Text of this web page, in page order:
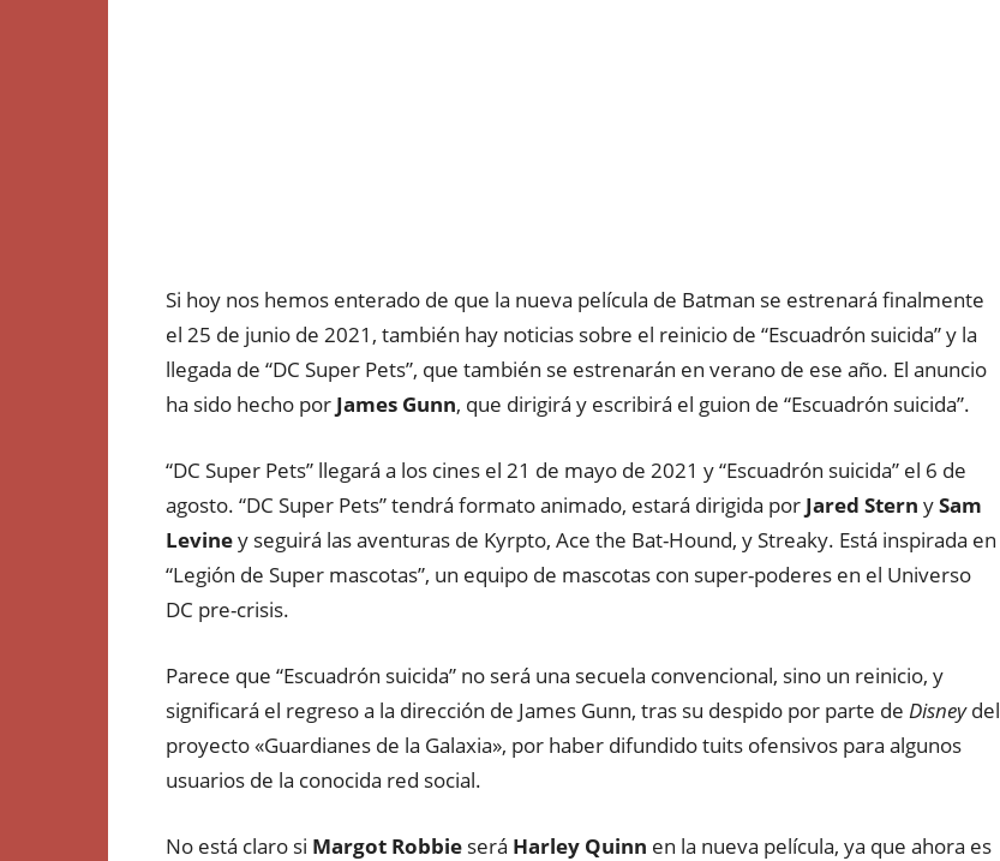
Si hoy nos hemos enterado de que la nueva película de Batman se estrenará finalmente
el 25 de junio de 2021, también hay noticias sobre el reinicio de “Escuadrón suicida” y la
llegada de “DC Super Pets”, que también se estrenarán en verano de ese año. El anuncio
ha sido hecho por James Gunn, que dirigirá y escribirá el guion de “Escuadrón suicida”.
“DC Super Pets” llegará a los cines el 21 de mayo de 2021 y “Escuadrón suicida” el 6 de
agosto. “DC Super Pets” tendrá formato animado, estará dirigida por Jared Stern ySam
Leviney seguirá las aventuras de Kyrpto, Ace the Bat-Hound, y Streaky. Está inspirada en
“Legión de Super mascotas”, un equipo de mascotas con super-poderes en el Universo
DC pre-crisis.
Parece que “Escuadrón suicida” no será una secuela convencional, sino un reinicio, y
significará el regreso a la dirección de James Gunn, tras su despido por parte de Disneydel
proyecto «Guardianes de la Galaxia», por haber difundido tuits ofensivos para algunos
usuarios de la conocida red social.
No está claro si Margot Robbie será Harley Quinn en la nueva película, ya que ahora es